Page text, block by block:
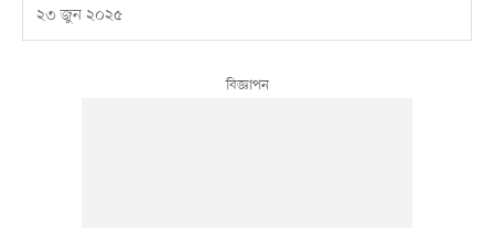
২৩ জুন ২০২৫